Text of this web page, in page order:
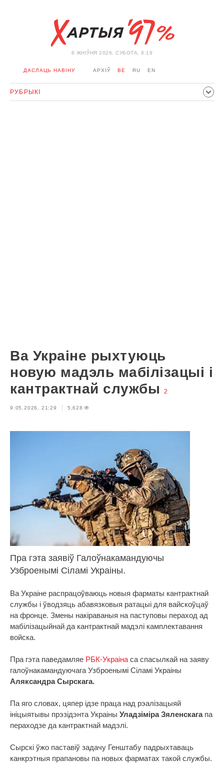
8 ЖНIЎНЯ 2026, СУБОТА, 8:19
ДАСЛАЦЬ НАВІНУ АРХІЎ BE RU EN
РУБРЫКІ
Ва Украіне рыхтуюць
новую мадэль мабілізацыі і
кантрактнай службы
2
9.05.2026, 21:29 5,628
Пра гэта заявіў Галоўнакамандуючы
Узброенымі Сіламі Украіны.
Ва Украіне распрацоўваюць новыя фарматы кантрактнай
службы і ўводзяць абавязковыя ратацыі для вайскоўцаў
на фронце. Змены накіраваныя на паступовы пераход ад
мабілізацыйнай да кантрактнай мадэлі камплектавання
войска.
Пра гэта паведамляе РБК-Украіна са спасылкай на заяву
галоўнакамандуючага Узброенымі Сіламі Украіны
Аляксандра Сырскага.
Па яго словах, цяпер ідзе праца над рэалізацыяй
ініцыятывы прэзідэнта Украіны Уладзіміра Зяленскагапа
пераходзе да кантрактнай мадэлі.
Сырскі ўжо паставіў задачу Генштабу падрыхтаваць
канкрэтныя прапановы па новых фарматах такой службы.